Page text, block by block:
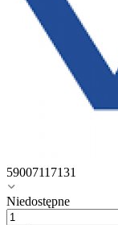
59007117131
Niedostępne